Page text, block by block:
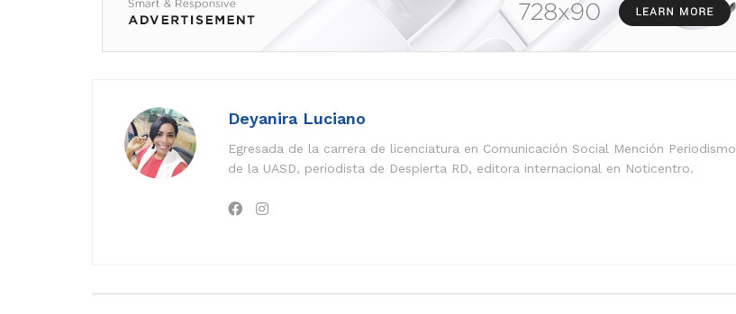
Deyanira Luciano
Egresada de la carrera de licenciatura en Comunicación Social Mención Periodismo
de la UASD, periodista de Despierta RD, editora internacional en Noticentro.